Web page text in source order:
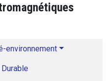
environnement